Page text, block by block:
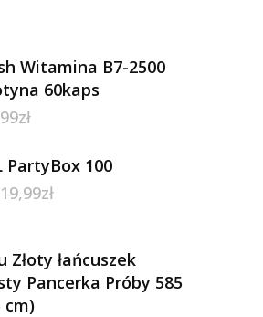
Witamina B7-2500
60kaps
zł
PartyBox 100
zł
Złoty łańcuszek
Pancerka Próby 585
cm)